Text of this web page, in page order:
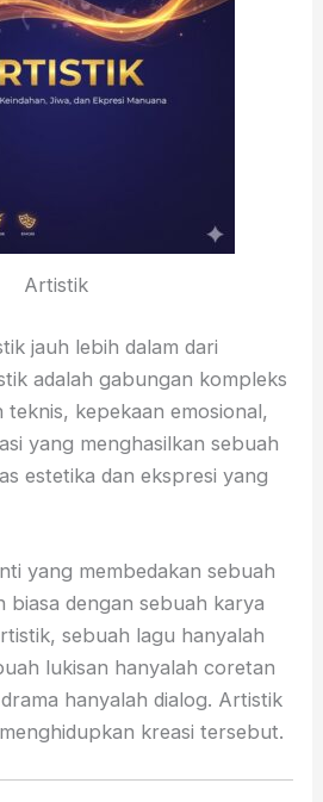
Artistik
jauh lebih dalam dari
adalah gabungan kompleks
kepekaan emosional,
yang menghasilkan sebuah
estetika dan ekspresi yang
yang membedakan sebuah
biasa dengan sebuah karya
sebuah lagu hanyalah
lukisan hanyalah coretan
hanyalah dialog. Artistik
kreasi tersebut.